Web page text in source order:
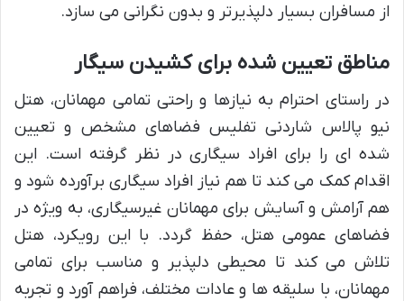
از مسافران بسیار دلپذیرتر و بدون نگرانی می سازد.
مناطق تعیین شده برای کشیدن سیگار
در راستای احترام به نیازها و راحتی تمامی مهمانان، هتل
نیو پالاس شاردنی تفلیس فضاهای مشخص و تعیین
شده ای را برای افراد سیگاری در نظر گرفته است. این
اقدام کمک می کند تا هم نیاز افراد سیگاری برآورده شود و
هم آرامش و آسایش برای مهمانان غیرسیگاری، به ویژه در
فضاهای عمومی هتل، حفظ گردد. با این رویکرد، هتل
تلاش می کند تا محیطی دلپذیر و مناسب برای تمامی
مهمانان، با سلیقه ها و عادات مختلف، فراهم آورد و تجربه